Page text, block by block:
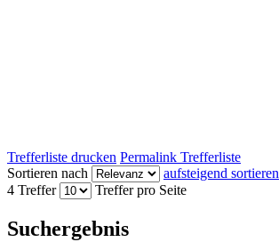
Trefferliste drucken Permalink Trefferliste
Sortieren nach
aufsteigend sortieren
4 Treffer
Treffer pro Seite
Suchergebnis